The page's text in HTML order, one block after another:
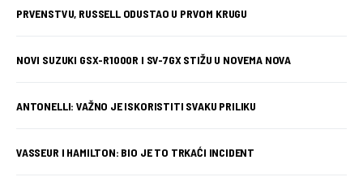
PRVENSTVU, RUSSELL ODUSTAO U PRVOM KRUGU
NOVI SUZUKI GSX-R1000R I SV-7GX STIŽU U NOVEMA NOVA
ANTONELLI: VAŽNO JE ISKORISTITI SVAKU PRILIKU
VASSEUR I HAMILTON: BIO JE TO TRKAĆI INCIDENT